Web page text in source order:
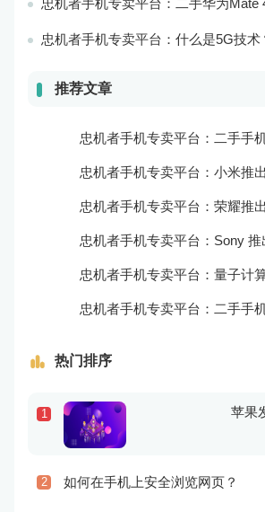
忠机者手机专卖平台：二手华为Mate 40 Pro市场价
忠机者手机专卖平台：什么是5G技术
推荐文章
热门排序
1 苹果
2 如何在手机上安全浏览网页？